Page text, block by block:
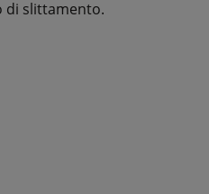
di slittamento.